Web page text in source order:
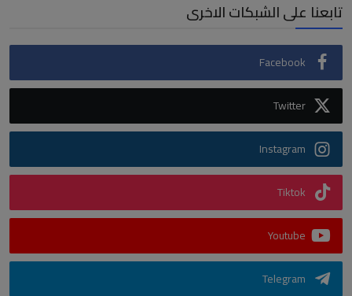
تابعنا على الشبكات الاخرى
Facebook
Twitter
Instagram
Tiktok
Youtube
Telegram